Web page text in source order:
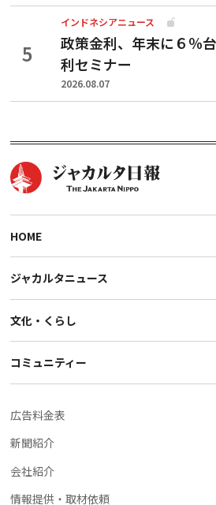
インドネシアニュース
政策金利、年末に６％
利セミナー
2026.08.07
HOME
ジャカルタニュース
文化・くらし
コミュニティー
広告料金表
新聞紹介
会社紹介
情報提供・取材依頼